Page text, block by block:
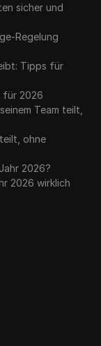
sicher und
Regelung
Tipps für
für 2026
Team teilt,
ohne
2026?
2026 wirklich